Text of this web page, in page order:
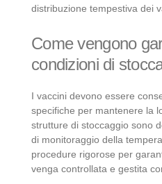
distribuzione tempestiva dei
Come vengono
condizioni di
I vaccini devono essere
specifiche per mantenere la
strutture di stoccaggio sono
di monitoraggio della
procedure rigorose per
venga controllata e gestita